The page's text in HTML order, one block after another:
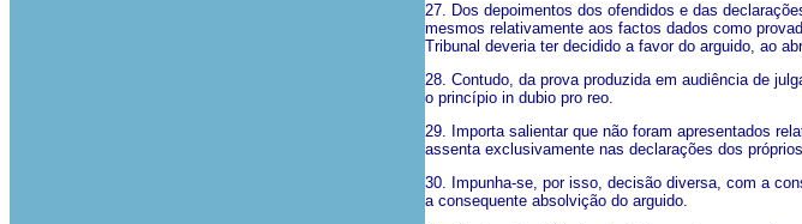
27. Dos depoimentos dos ofendidos e das
mesmos relativamente aos factos dados como
Tribunal deveria ter decidido a favor do arguido, ao
28. Contudo, da prova produzida em audiência de
o princípio in dubio pro reo.
29. Importa salientar que não foram apresentados
assenta exclusivamente nas declarações dos
30. Impunha-se, por isso, decisão diversa, com a
a consequente absolvição do arguido.